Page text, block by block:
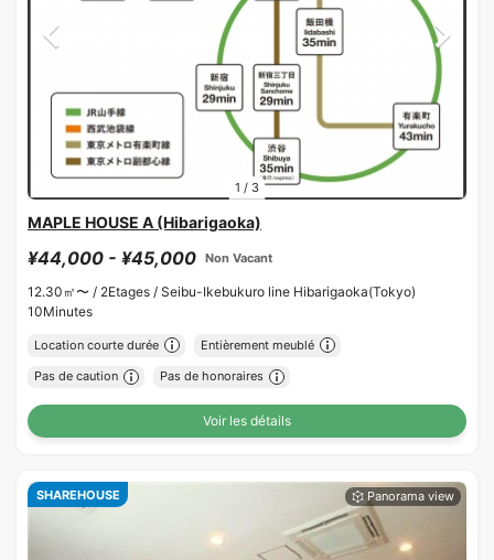
1 / 3
MAPLE HOUSE A (Hibarigaoka)
¥44,000 - ¥45,000 Non Vacant
12.30㎡〜 / 2Etages / Seibu-Ikebukuro line Hibarigaoka(Tokyo)
10Minutes
Location courte durée Entièrement meublé
Pas de caution Pas de honoraires
Voir les détails
SHAREHOUSE